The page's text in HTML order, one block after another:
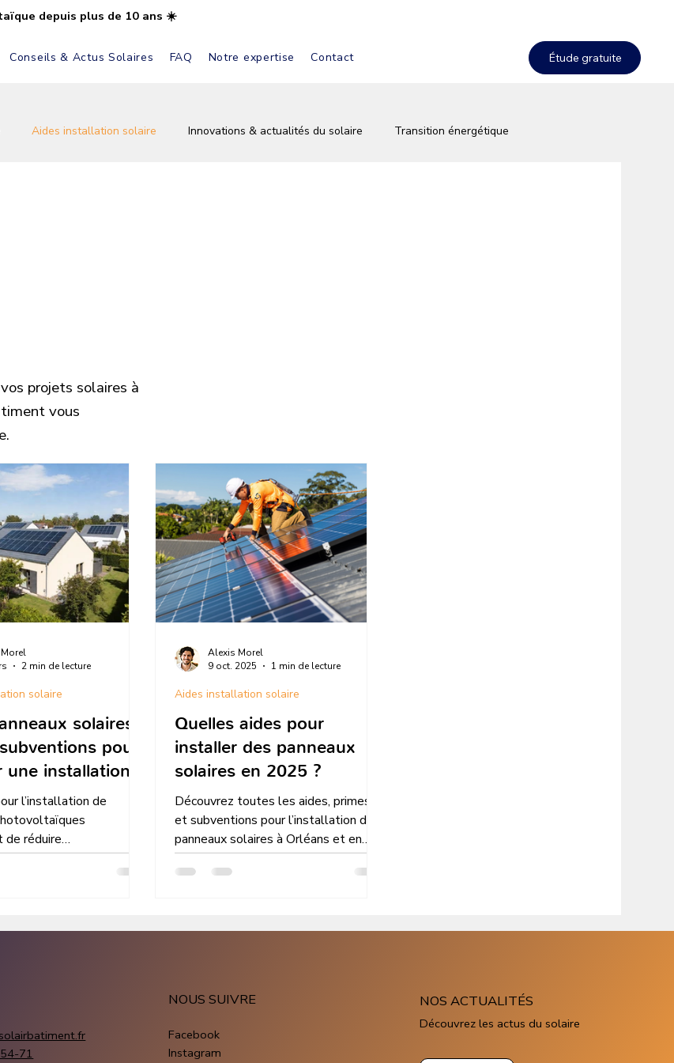
depuis plus de 10 ans ☀️
Conseils & Actus Solaires FAQ Notre expertise Contact
Aides installation solaire Innovations & actualités du solaire Transition énergétique
projets solaires à
vous
solaires :
pour
une installation
l’installation de
réduire
le coût d’un projet
les principales
solaire
2 min de lecture
Quelles aides pour
installer des panneaux
solaires en 2025 ?
Découvrez toutes les aides, primes
et subventions pour l’installation de
panneaux solaires à Orléans et en
Centre-Val de Loire avec Sol’Air
Bâtiment, expert photovoltaïque.
Aides installation solaire
Alexis Morel
9 oct. 2025
1 min de lecture
71
NOUS SUIVRE
Facebook
Instagram
NOS ACTUALITÉS
Découvrez les actus du solaire